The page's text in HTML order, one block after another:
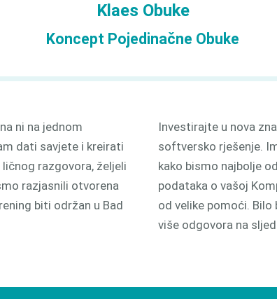
Klaes Obuke
Koncept Pojedinačne Obuke
ni na jednom
dati savjete i kreirati
razgovora, željeli
razjasnili otvorena
biti održan u Bad
Investirajte u nova
softversko rješenje.
kako bismo najbolje
podataka o vašoj
od velike pomoći.
više odgovora na